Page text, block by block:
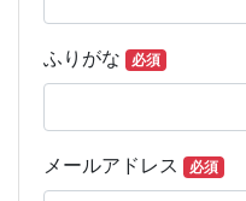
ふりがな 必須
メールアドレス 必須